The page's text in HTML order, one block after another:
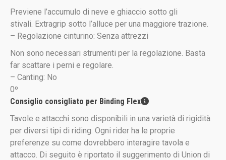
Previene l’accumulo di neve e ghiaccio sotto gli
stivali. Extragrip sotto l’alluce per una maggiore trazione.
– Regolazione cinturino: Senza attrezzi
Non sono necessari strumenti per la regolazione. Basta
far scattare i perni e regolare.
– Canting: No
0º
Consiglio consigliato per Binding Flex
Tavole e attacchi sono disponibili in una varietà di rigidità
per diversi tipi di riding. Ogni rider ha le proprie
preferenze su come dovrebbero interagire tavola e
attacco. Di seguito è riportato il suggerimento di Union di